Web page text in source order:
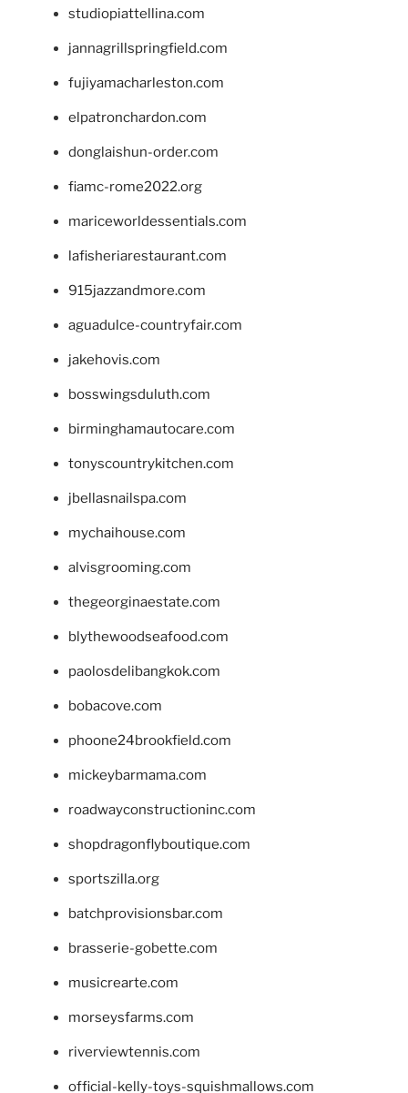
studiopiattellina.com
jannagrillspringfield.com
fujiyamacharleston.com
elpatronchardon.com
donglaishun-order.com
fiamc-rome2022.org
mariceworldessentials.com
lafisheriarestaurant.com
915jazzandmore.com
aguadulce-countryfair.com
jakehovis.com
bosswingsduluth.com
birminghamautocare.com
tonyscountrykitchen.com
jbellasnailspa.com
mychaihouse.com
alvisgrooming.com
thegeorginaestate.com
blythewoodseafood.com
paolosdelibangkok.com
bobacove.com
phoone24brookfield.com
mickeybarmama.com
roadwayconstructioninc.com
shopdragonflyboutique.com
sportszilla.org
batchprovisionsbar.com
brasserie-gobette.com
musicrearte.com
morseysfarms.com
riverviewtennis.com
official-kelly-toys-squishmallows.com